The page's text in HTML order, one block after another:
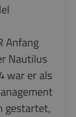
Anfang
Nautilus
war er als
gestartet,